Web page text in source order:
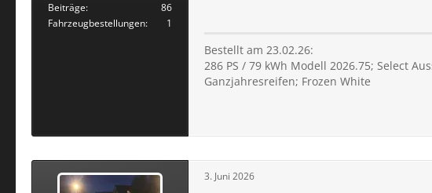
Beiträge
86
Fahrzeugbestellungen
1
Bestellt am 23.02.26:
286 PS / 79 kWh Modell 2026.75; Select
Ganzjahresreifen; Frozen White
3. Juni 2026